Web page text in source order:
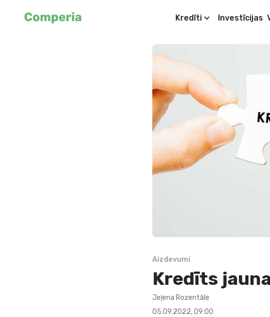
Kredīti Investīcijas
Aizdevumi
Kredīts
Jeļena Rozentāle
05.09.2022, 09:00